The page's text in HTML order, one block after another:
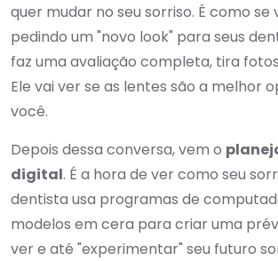
quer mudar no seu sorriso. É como se
pedindo um "novo look" para seus
faz uma avaliação completa, tira
Ele vai ver se as lentes são a melhor
você.
Depois dessa conversa, vem o
digital. É a hora de ver como seu
dentista usa programas de
modelos em cera para criar uma
ver e até "experimentar" seu futuro